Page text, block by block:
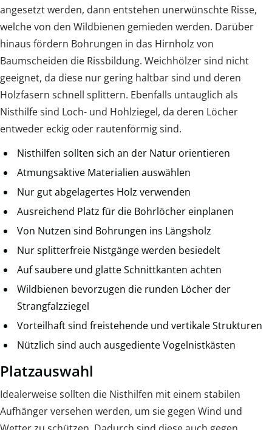
angesetzt werden, dann entstehen unerwünschte Risse,
welche von den Wildbienen gemieden werden. Darüber
hinaus fördern Bohrungen in das Hirnholz von
Baumscheiden die Rissbildung. Weichhölzer sind nicht
geeignet, da diese nur gering haltbar sind und deren
Holzfasern schnell splittern. Ebenfalls untauglich als
Nisthilfe sind Loch- und Hohlziegel, da deren Löcher
entweder eckig oder rautenförmig sind.
Nisthilfen sollten sich an der Natur orientieren
Atmungsaktive Materialien auswählen
Nur gut abgelagertes Holz verwenden
Ausreichend Platz für die Bohrlöcher einplanen
Von Nutzen sind Bohrungen ins Längsholz
Nur splitterfreie Nistgänge werden besiedelt
Auf saubere und glatte Schnittkanten achten
Wildbienen bevorzugen die runden Löcher der
Strangfalzziegel
Vorteilhaft sind freistehende und vertikale Strukturen
Nützlich sind auch ausgediente Vogelnistkästen
Platzauswahl
Idealerweise sollten die Nisthilfen mit einem stabilen
Aufhänger versehen werden, um sie gegen Wind und